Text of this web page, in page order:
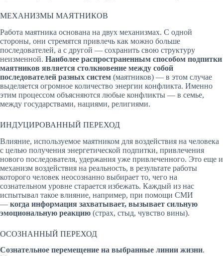
МЕХАНИЗМЫ МАЯТНИКОВ
Работа маятника основана на двух механизмах. С одной
стороны, они стремятся привлечь как можно больше
последователей, а с другой — сохранить свою структуру
неизменной. Наиболее распространенным способом подпитки
маятников является столкновение между собой
последователей разных систем (маятников) — в этом случае
выделяется огромное количество энергии конфликта. Именно
этим процессом объясняются любые конфликты — в семье,
между государствами, нациями, религиями.
ИНДУЦИРОВАННЫЙ ПЕРЕХОД
Влияние, используемое маятником для воздействия на человека
с целью получения энергетической подпитки, привлечения
нового последователя, удержания уже привлеченного. Это еще и
механизм воздействия на реальность, в результате работы
которого человек неосознанно выбирает то, чего на
сознательном уровне старается избежать. Каждый из нас
испытывал такое влияние, например, при помощи СМИ
— когда информация захватывает, вызывает сильную
эмоциональную реакцию (страх, стыд, чувство вины).
ОСОЗНАННЫЙ ПЕРЕХОД
Сознательное перемещение на выбранные линии жизни.